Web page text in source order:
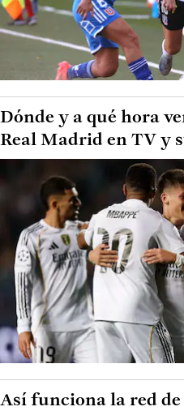
Dónde y a qué hora
Real Madrid en TV y
Así funciona la red de